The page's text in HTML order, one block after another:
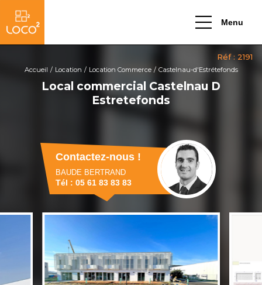
Menu
Local commercial Castelnau D
Estretefonds
Accueil Location Location Commerce Castelnau-d'Estrétefonds
Contactez-nous !
BAUDE BERTRAND
Tél : 05 61 83 83 83